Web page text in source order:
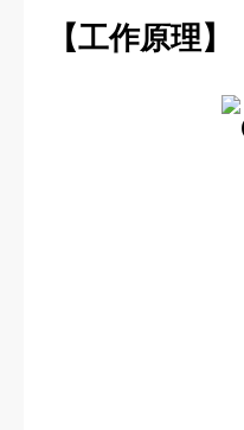
【工作原理】